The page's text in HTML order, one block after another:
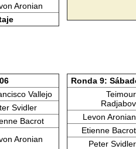
Aronian
Vallejo
Svidler
Bacrot
Aronian
Ronda 9:
Teimour
Radjabov
Levon Aronian
Etienne Bacrot
Peter Svidler